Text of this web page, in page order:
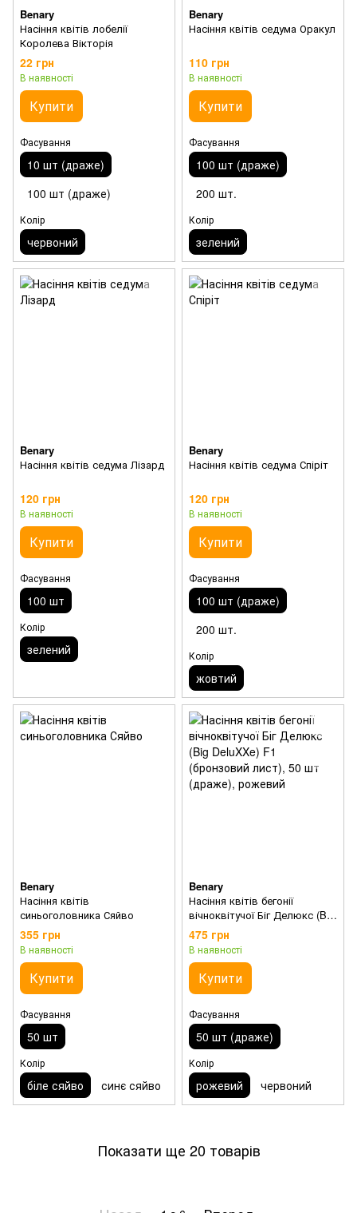
Benary
Насіння квітів лобелії
Королева Вікторія
22 грн
В наявності
Купити
Фасування
10 шт (драже)
100 шт (драже)
Колір
червоний
Benary
Насіння квітів седума Оракул
110 грн
В наявності
Купити
Фасування
100 шт (драже)
200 шт.
Колір
зелений
Benary
Насіння квітів седума Лізард
120 грн
В наявності
Купити
Фасування
100 шт
Колір
зелений
Benary
Насіння квітів седума Спіріт
120 грн
В наявності
Купити
Фасування
100 шт (драже)
200 шт.
Колір
жовтий
Benary
Насіння квітів
синьоголовника Сяйво
355 грн
В наявності
Купити
Фасування
50 шт
Колір
біле сяйво синє сяйво
Benary
Насіння квітів бегонії
вічноквітучої Біг Делюкс (Big
DeluXXe) F1 (бронзовий лист)
475 грн
В наявності
Купити
Фасування
50 шт (драже)
Колір
рожевий червоний
Показати ще 20 товарів